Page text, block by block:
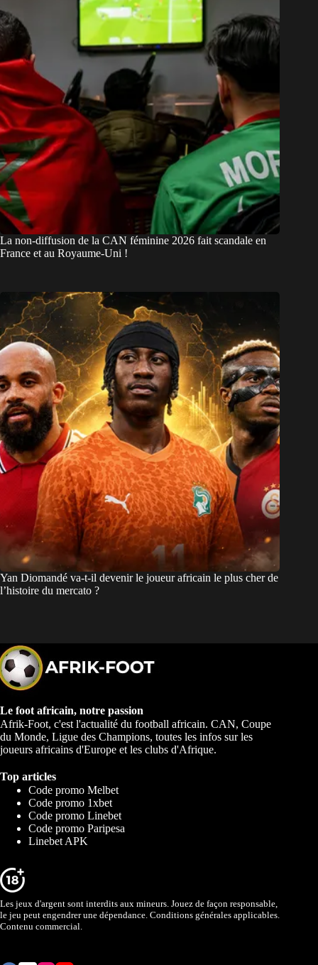
La non-diffusion de la CAN féminine 2026 fait scandale en
France et au Royaume-Uni !
Yan Diomandé va-t-il devenir le joueur africain le plus cher de
l’histoire du mercato ?
Le foot africain, notre passion
Afrik-Foot, c'est l'actualité du football africain. CAN, Coupe
du Monde, Ligue des Champions, toutes les infos sur les
joueurs africains d'Europe et les clubs d'Afrique.
Top articles
Code promo Melbet
Code promo 1xbet
Code promo Linebet
Code promo Paripesa
Linebet APK
Les jeux d'argent sont interdits aux mineurs. Jouez de façon responsable,
le jeu peut engendrer une dépendance. Conditions générales applicables.
Contenu commercial.